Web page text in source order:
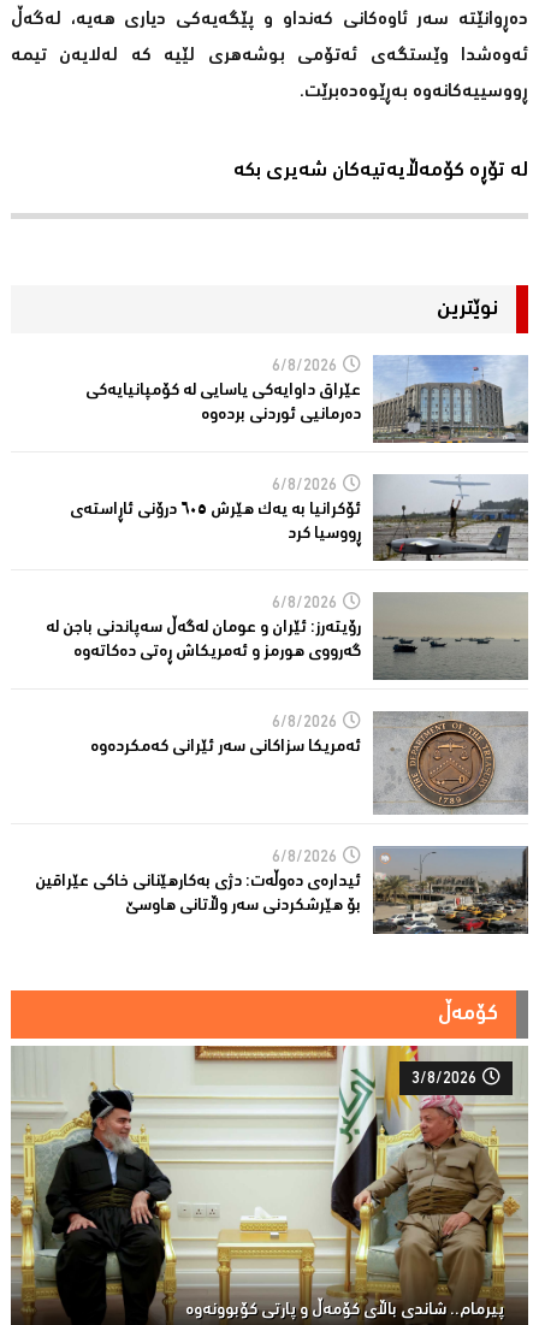
دەڕوانێتە سەر ئاوەکانی کەنداو و پێگەیەکی دیاری هەیە، له‌گه‌ڵ
ئه‌وه‌شدا وێستگه‌ی ئه‌تۆمی بوشه‌هری لێیه‌ كه‌ له‌لایه‌ن تیمه‌
ڕووسییه‌كانه‌وه‌ به‌ڕێوه‌ده‌برێت.
لە تۆڕە کۆمەڵایەتیەکان شەیری بکە
نوێترین
6/8/2026
عێراق داوایەکی یاسایی لە کۆمپانیایه‌كی
دەرمانیى ئوردنی بردەوە
6/8/2026
ئۆکرانیا بە یەک هێرش ٦٠٥ درۆنی ئاڕاستەى
ڕووسیا کرد
6/8/2026
رۆیتەرز: ئێران و عومان لەگەڵ سەپاندنی باجن لە
گەرووی هورمز و ئەمریکاش ڕەتی دەکاتەوە
6/8/2026
ئه‌مریكا سزاكانی سه‌ر ئێرانی كه‌مكرده‌وه‌
6/8/2026
ئیدارەى دەوڵەت: دژى بەکارهێنانى خاکی عێراقین
بۆ هێرشکردنى سەر وڵاتانی هاوسێ
کۆمەڵ
3/8/2026
پیرمام.. شاندی باڵای كۆمه‌ڵ و پارتی كۆبوونه‌وه‌